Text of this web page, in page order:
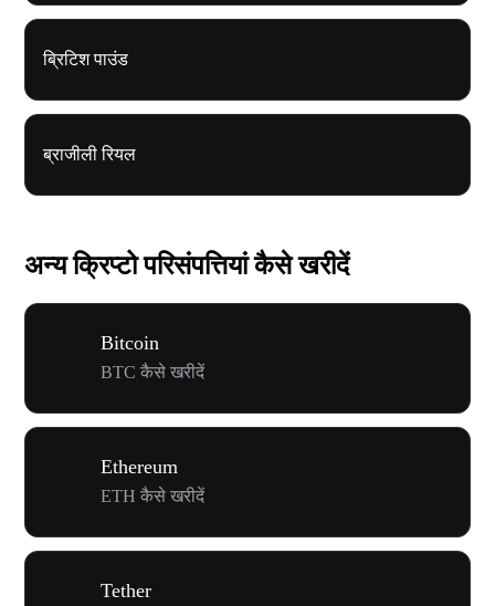
ब्रिटिश पाउंड
ब्राजीली रियल
अन्य क्रिप्टो परिसंपत्तियां कैसे खरीदें
Bitcoin
BTC कैसे खरीदें
Ethereum
ETH कैसे खरीदें
Tether